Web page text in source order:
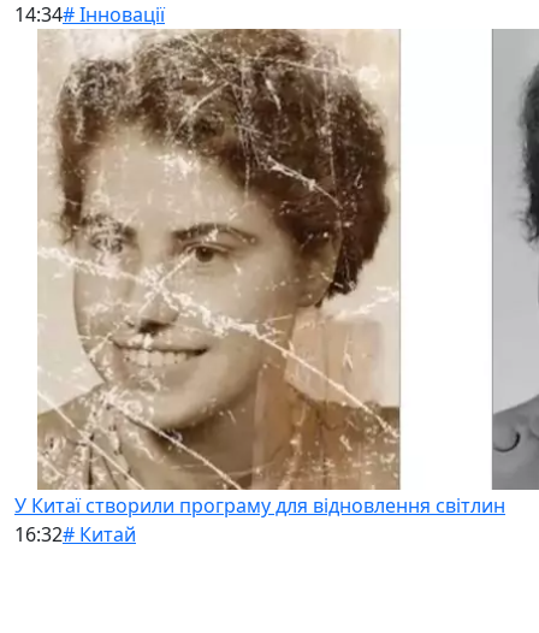
14:34# Інновації
У Китаї створили програму для відновлення світлин
16:32# Китай